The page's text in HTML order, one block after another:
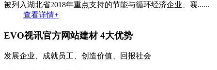
被列入湖北省2018年重点支持的节能与循环经济企业、襄......
查看详情+
EVO视讯官方网站建材4大优势
发展企业、成就员工、创造价值、回报社会